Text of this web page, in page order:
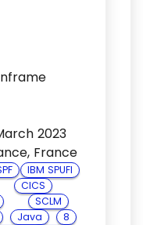
2023
France
IBM SPUFI
CICS
SCLM
Java
8